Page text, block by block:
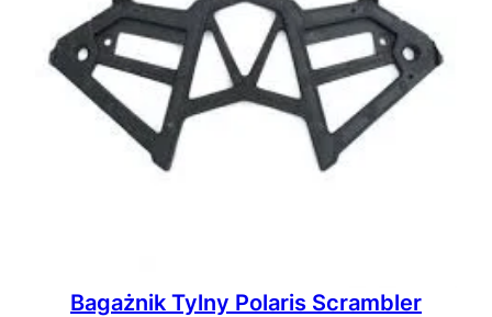
Bagażnik Tylny Polaris Scrambler